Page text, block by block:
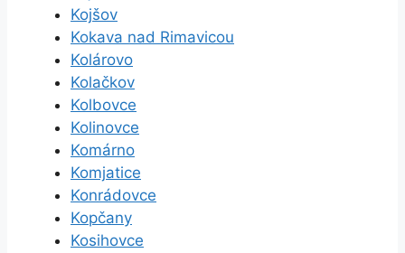
Kojšov
Kokava nad Rimavicou
Kolárovo
Kolačkov
Kolbovce
Kolinovce
Komárno
Komjatice
Konrádovce
Kopčany
Kosihovce